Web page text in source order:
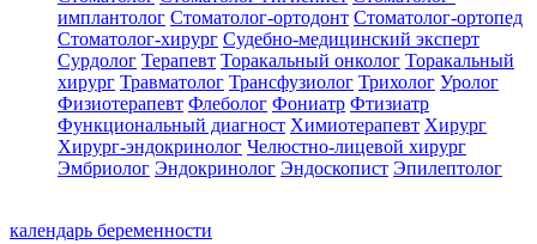
имплантолог Стоматолог-ортодонт Стоматолог-ортопед
Стоматолог-хирург Судебно-медицинский эксперт
Сурдолог Терапевт Торакальный онколог Торакальный
хирург Травматолог Трансфузиолог Трихолог Уролог
Физиотерапевт Флеболог Фониатр Фтизиатр
Функциональный диагност Химиотерапевт Хирург
Хирург-эндокринолог Челюстно-лицевой хирург
Эмбриолог Эндокринолог Эндоскопист Эпилептолог
календарь беременности